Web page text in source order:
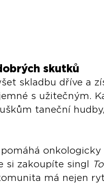
skutků
skladbu dříve a
s užitečným.
taneční
pomáhá
si zakoupíte singl
má nejen